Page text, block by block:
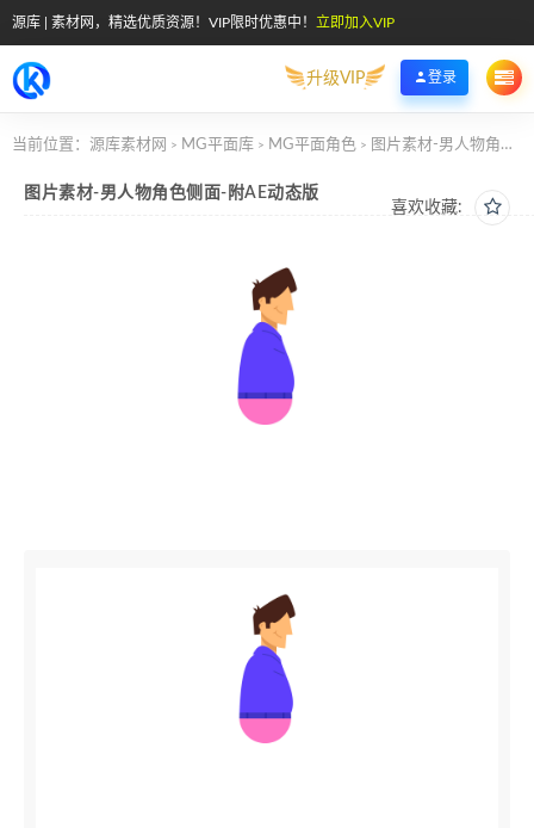
源库 | 素材网，精选优质资源！VIP限时优惠中！ 立即加入VIP
升级VIP 登录
当前位置： 源库素材网 > MG平面库 > MG平面角色 > 图片素材-男人物角色侧面-附AE动态版
喜欢收藏:
图片素材-男人物角色侧面-附AE动态版